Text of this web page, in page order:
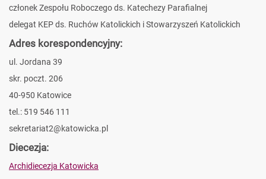
członek Zespołu Roboczego ds. Katechezy Parafialnej
delegat KEP ds. Ruchów Katolickich i Stowarzyszeń Katolickich
Adres korespondencyjny:
ul. Jordana 39
skr. poczt. 206
40-950 Katowice
tel.: 519 546 111
sekretariat2@katowicka.pl
Diecezja:
Archidiecezja Katowicka